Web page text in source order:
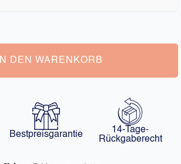
IN DEN WARENKORB
Bestpreisgarantie
14-Tage-
Rückgaberecht